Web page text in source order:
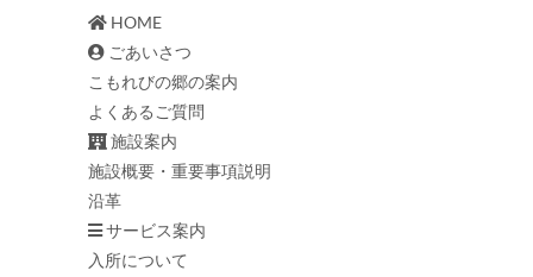
HOME
ごあいさつ
こもれびの郷の案内
よくあるご質問
施設案内
施設概要・重要事項説明
沿革
サービス案内
入所について